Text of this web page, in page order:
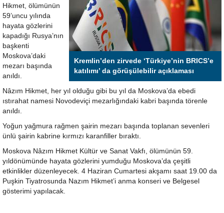
Kremlin’den zirvede ‘Türkiye’nin BRICS’e
katılımı’ da görüşülebilir açıklaması
Hikmet, ölümünün
59’uncu yılında
hayata gözlerini
kapadığı Rusya’nın
başkenti
Moskova’daki
mezarı başında
anıldı.
Nâzım Hikmet, her yıl olduğu gibi bu yıl da Moskova’da ebedi
ıstırahat namesi Novodeviçi mezarlığındaki kabri başında törenle
anıldı.
Yoğun yağmura rağmen şairin mezarı başında toplanan sevenleri
ünlü şairin kabrine kırmızı karanfiller bıraktı.
Moskova Nâzım Hikmet Kültür ve Sanat Vakfı, ölümünün 59.
yıldönümünde hayata gözlerini yumduğu Moskova’da çeşitli
etkinlikler düzenleyecek. 4 Haziran Cumartesi akşamı saat 19.00 da
Puşkin Tiyatrosunda Nazım Hikmet’i anma konseri ve Belgesel
gösterimi yapılacak.